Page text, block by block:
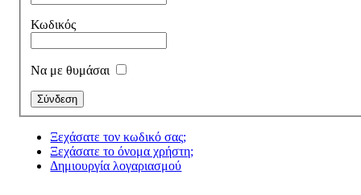
Κωδικός
Να με θυμάσαι
Ξεχάσατε τον κωδικό σας;
Ξεχάσατε το όνομα χρήστη;
Δημιουργία λογαριασμού